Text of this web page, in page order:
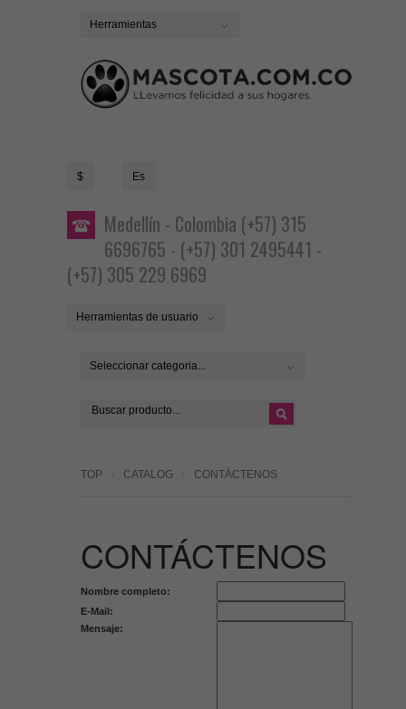
Herramientas
$ Es
Medellín - Colombia (+57) 315
6696765 - (+57) 301 2495441 -
(+57) 305 229 6969
Herramientas de usuario
Seleccionar categoria...
TOP CATALOG CONTÁCTENOS
CONTÁCTENOS
Nombre completo:
E-Mail:
Mensaje: